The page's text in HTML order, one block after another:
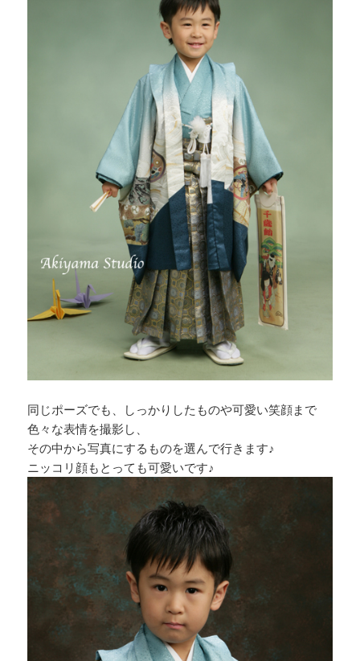
同じポーズでも、しっかりしたものや可愛い笑顔まで
色々な表情を撮影し、
その中から写真にするものを選んで行きます♪
ニッコリ顔もとっても可愛いです♪